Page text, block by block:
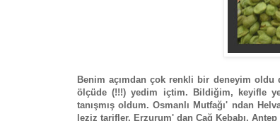
Benim açımdan çok renkli bir deneyim
ölçüde (!!!) yedim içtim. Bildiğim, keyifle
tanışmış oldum. Osmanlı Mutfağı' ndan
leziz tarifler, Erzurum' dan Cağ Kebabı,